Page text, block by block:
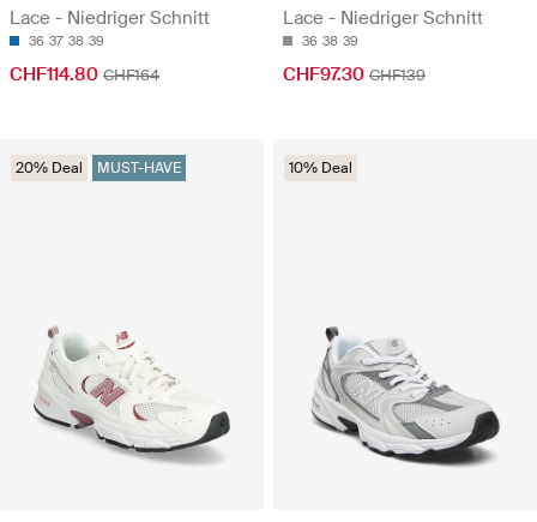
Lace - Niedriger Schnitt
36 37 38 39
CHF114.80 CHF164
Lace - Niedriger Schnitt
36 38 39
CHF97.30 CHF139
20% Deal MUST-HAVE 10% Deal